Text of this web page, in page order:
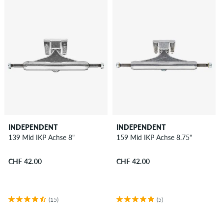
INDEPENDENT
139 Mid IKP Achse 8"
CHF 42.00
(15)
INDEPENDENT
159 Mid IKP Achse 8.75"
CHF 42.00
(5)